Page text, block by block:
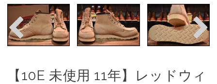
【10E 未使用 11年】レッドウィ